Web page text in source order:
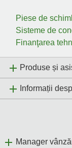
Piese de
Sisteme de
Finanţarea
Produse și
Informații
Manager